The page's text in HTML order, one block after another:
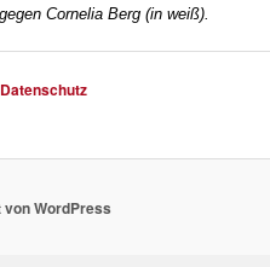
Cornelia Berg (in weiß).
Datenschutz
WordPress